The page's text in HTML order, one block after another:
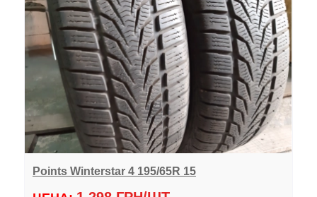
Points Winterstar 4 195/65R 15